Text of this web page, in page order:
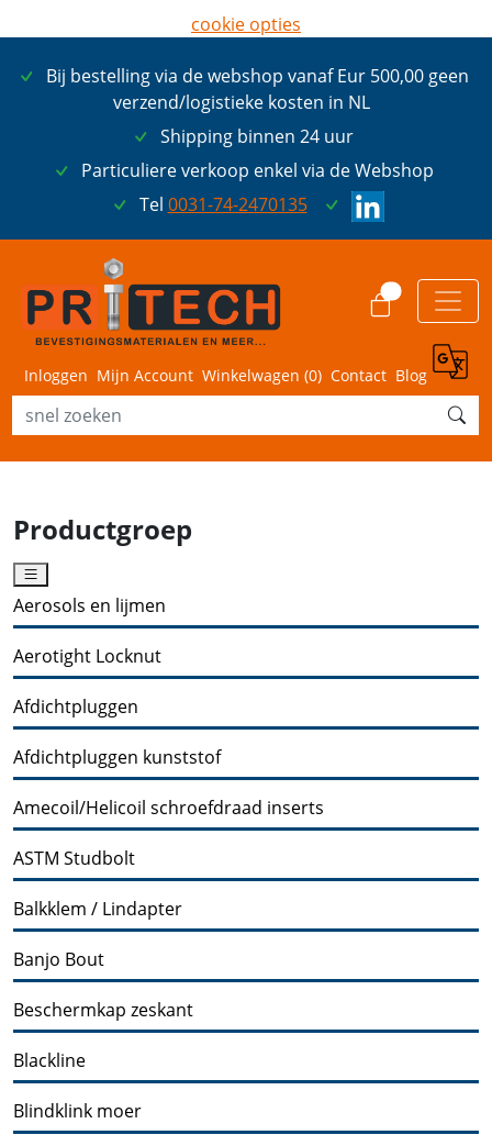
Bij bestelling via de webshop vanaf Eur 500,00 geen
verzend/logistieke kosten in NL
Shipping binnen 24 uur
Particuliere verkoop enkel via de Webshop
Tel 0031-74-2470135
Inloggen Mijn Account Winkelwagen (0) Contact Blog
Productgroep
Aerosols en lijmen
Aerotight Locknut
Afdichtpluggen
Afdichtpluggen kunststof
Amecoil/Helicoil schroefdraad inserts
ASTM Studbolt
Balkklem / Lindapter
Banjo Bout
Beschermkap zeskant
Blackline
Blindklink moer
cookie opties
ik ga akkoord met cookies